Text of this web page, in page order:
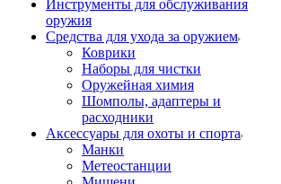
Инструменты для обслуживания
оружия
Средства для ухода за оружием
Коврики
Наборы для чистки
Оружейная химия
Шомполы, адаптеры и
расходники
Аксессуары для охоты и спорта
Манки
Метеостанции